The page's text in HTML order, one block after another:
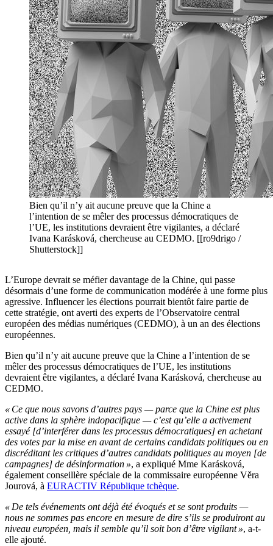
Bien qu’il n’y ait aucune preuve que la Chine a
l’intention de se mêler des processus démocratiques de
l’UE, les institutions devraient être vigilantes, a déclaré
Ivana Karásková, chercheuse au CEDMO. [[ro9drigo /
Shutterstock]]
L’Europe devrait se méfier davantage de la Chine, qui passe
désormais d’une forme de communication modérée à une forme plus
agressive. Influencer les élections pourrait bientôt faire partie de
cette stratégie, ont averti des experts de l’Observatoire central
européen des médias numériques (CEDMO), à un an des élections
européennes.
Bien qu’il n’y ait aucune preuve que la Chine a l’intention de se
mêler des processus démocratiques de l’UE, les institutions
devraient être vigilantes, a déclaré Ivana Karásková, chercheuse au
CEDMO.
« Ce que nous savons d’autres pays — parce que la Chine est plus
active dans la sphère indopacifique — c’est qu’elle a activement
essayé [d’interférer dans les processus démocratiques] en achetant
des votes par la mise en avant de certains candidats politiques ou en
discréditant les critiques d’autres candidats politiques au moyen [de
campagnes] de désinformation », a expliqué Mme Karásková,
également conseillère spéciale de la commissaire européenne Věra
Jourová, à EURACTIV République tchèque.
« De tels événements ont déjà été évoqués et se sont produits —
nous ne sommes pas encore en mesure de dire s’ils se produiront au
niveau européen, mais il semble qu’il soit bon d’être vigilant », a-t-
elle ajouté.